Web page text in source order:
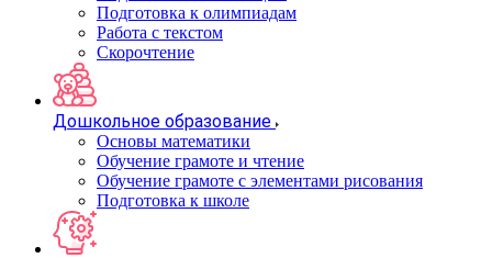
Подготовка к олимпиадам
Работа с текстом
Скорочтение
Дошкольное образование
Основы математики
Обучение грамоте и чтение
Обучение грамоте с элементами рисования
Подготовка к школе